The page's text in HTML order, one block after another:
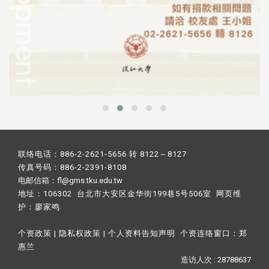
联络电话：886-2-2621-5656 转 8122～8127
传真号码：886-2-2391-8108
电邮信箱：fl@gms.tku.edu.tw
地址：106302 台北市大安区金华街199巷5号506室 网页维
护： 廖家鸣​
个资政策 | 隐私权政策 | 个人资料告知声明 个资连络窗口： 郑
惠兰
造访人次 : 28788637